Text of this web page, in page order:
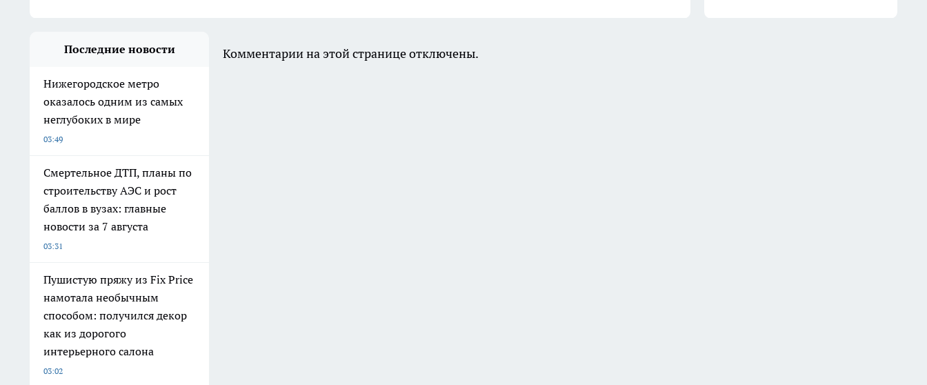
Последние новости
Нижегородское метро
оказалось одним из самых
неглубоких в мире
03:49
Смертельное ДТП, планы по
строительству АЭС и рост
баллов в вузах: главные
новости за 7 августа
03:31
Пушистую пряжу из Fix Price
намотала необычным
способом: получился декор
как из дорогого
интерьерного салона
03:02
Комментарии на этой странице отключены.